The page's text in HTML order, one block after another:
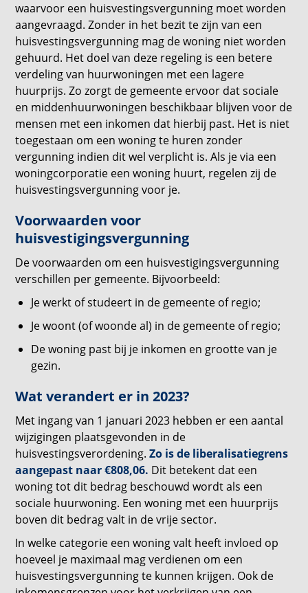
waarvoor een huisvestingsvergunning moet worden
aangevraagd. Zonder in het bezit te zijn van een
huisvestingsvergunning mag de woning niet worden
gehuurd. Het doel van deze regeling is een betere
verdeling van huurwoningen met een lagere
huurprijs. Zo zorgt de gemeente ervoor dat sociale
en middenhuurwoningen beschikbaar blijven voor de
mensen met een inkomen dat hierbij past. Het is niet
toegestaan om een woning te huren zonder
vergunning indien dit wel verplicht is. Als je via een
woningcorporatie een woning huurt, regelen zij de
huisvestingsvergunning voor je.
Voorwaarden voor
huisvestigingsvergunning
De voorwaarden om een huisvestigingsvergunning
verschillen per gemeente. Bijvoorbeeld:
Je werkt of studeert in de gemeente of regio;
Je woont (of woonde al) in de gemeente of regio;
De woning past bij je inkomen en grootte van je
gezin.
Wat verandert er in 2023?
Met ingang van 1 januari 2023 hebben er een aantal
wijzigingen plaatsgevonden in de
huisvestingsverordening.Zo is de liberalisatiegrens
aangepast naar €808,06. Dit betekent dat een
woning tot dit bedrag beschouwd wordt als een
sociale huurwoning. Een woning met een huurprijs
boven dit bedrag valt in de vrije sector.
In welke categorie een woning valt heeft invloed op
hoeveel je maximaal mag verdienen om een
huisvestingsvergunning te kunnen krijgen. Ook de